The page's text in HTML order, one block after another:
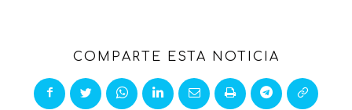
COMPARTE ESTA NOTICIA